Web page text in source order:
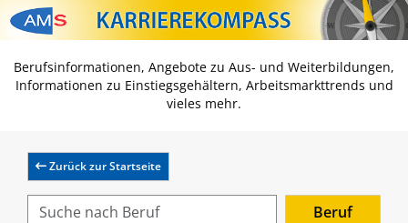
Zum Inhalt springen
Zum Navmenü springen
Zur Suche springen
Zur Footer springen
Berufsinformationen, Angebote zu Aus- und Weiterbildungen,
Informationen zu Einstiegsgehältern, Arbeitsmarkttrends und
vieles mehr.
Zurück zur Startseite
Beruf